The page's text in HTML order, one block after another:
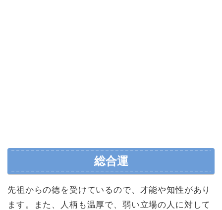
総合運
先祖からの徳を受けているので、才能や知性があり
ます。また、人柄も温厚で、弱い立場の人に対して